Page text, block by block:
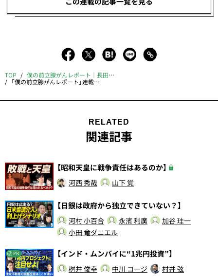
TOP 僕の前立腺がんレポート｜長田昭二
「僕の前立腺がんレポート」連載中の長田昭二さんが逝去されました
RELATED
関連記事
【昭和天皇に戦争責任はあるのか】
河西 秀哉 山下 覚
【日銀は政府から独立できていない？】
河村 小百合 永濱 利廣
加谷 珪一
小田 竜ダニエル
PR 【インド・ムンバイに“1兆円投資”】
桝井 俊幸 中川 コージ 村井 弦